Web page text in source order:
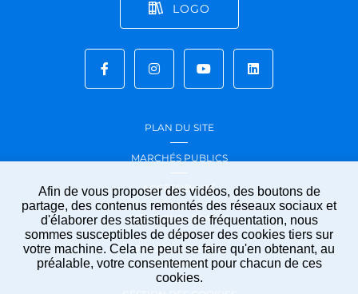
Afin de vous proposer des vidéos, des boutons de
partage, des contenus remontés des réseaux sociaux et
d'élaborer des statistiques de fréquentation, nous
sommes susceptibles de déposer des cookies tiers sur
votre machine. Cela ne peut se faire qu'en obtenant, au
préalable, votre consentement pour chacun de ces
cookies.
LOGO
PLAN DU SITE
MARCHÉS PUBLICS
ACCESSIBILITÉ
MENTIONS LÉGALES
PROTECTION DES
DONNÉES